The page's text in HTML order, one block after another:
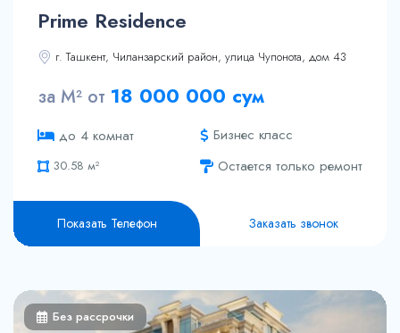
76.46 м²
80.04 м²
89.76 м²
146.76 м²
149.82 м²
64.58 м²
Prime Residence
г. Ташкент, Чиланзарский район, улица Чупонота, дом 43
за М² от 18 000 000 сум
до 4 комнат Бизнес класс
30.58 м²
67.04 м²
73.67 м²
143.88 м²
Остается только ремонт
Показать Телефон Заказать звонок
Без рассрочки